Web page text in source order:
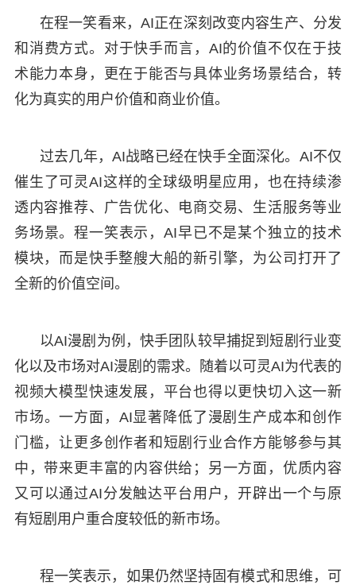
在程一笑看来，AI正在深刻改变内容生产、分发
和消费方式。对于快手而言，AI的价值不仅在于技
术能力本身，更在于能否与具体业务场景结合，转
化为真实的用户价值和商业价值。
过去几年，AI战略已经在快手全面深化。AI不仅
催生了可灵AI这样的全球级明星应用，也在持续渗
透内容推荐、广告优化、电商交易、生活服务等业
务场景。程一笑表示，AI早已不是某个独立的技术
模块，而是快手整艘大船的新引擎，为公司打开了
全新的价值空间。
以AI漫剧为例，快手团队较早捕捉到短剧行业变
化以及市场对AI漫剧的需求。随着以可灵AI为代表的
视频大模型快速发展，平台也得以更快切入这一新
市场。一方面，AI显著降低了漫剧生产成本和创作
门槛，让更多创作者和短剧行业合作方能够参与其
中，带来更丰富的内容供给；另一方面，优质内容
又可以通过AI分发触达平台用户，开辟出一个与原
有短剧用户重合度较低的新市场。
程一笑表示，如果仍然坚持固有模式和思维，可